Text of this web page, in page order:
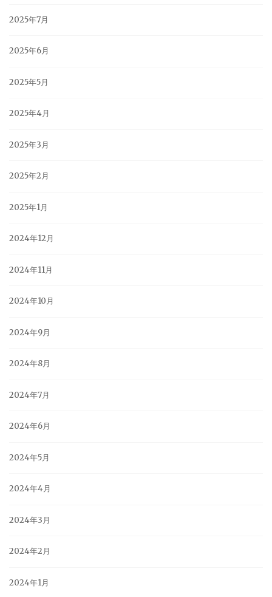
2025年7月
2025年6月
2025年5月
2025年4月
2025年3月
2025年2月
2025年1月
2024年12月
2024年11月
2024年10月
2024年9月
2024年8月
2024年7月
2024年6月
2024年5月
2024年4月
2024年3月
2024年2月
2024年1月